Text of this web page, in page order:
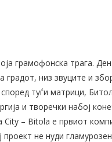
грамофонска трага.
градот, низ звуците и
туѓи матрици,
и творечки набој
City – Bitola е првиот
проект не нуди